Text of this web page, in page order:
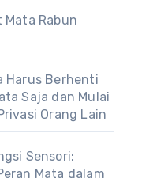
Mata Rabun
Harus Berhenti
Saja dan Mulai
Orang Lain
Sensori:
Mata dalam